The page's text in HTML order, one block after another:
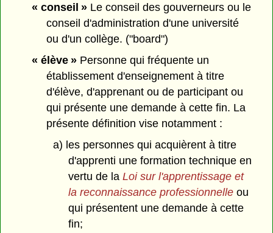
« conseil »Le conseil des gouverneurs ou le
conseil d'administration d'une université
ou d'un collège. ("board")
« élève »Personne qui fréquente un
établissement d'enseignement à titre
d'élève, d'apprenant ou de participant ou
qui présente une demande à cette fin. La
présente définition vise notamment :
a) les personnes qui acquièrent à titre
d'apprenti une formation technique en
vertu de la Loi sur l'apprentissage et
la reconnaissance professionnelleou
qui présentent une demande à cette
fin;